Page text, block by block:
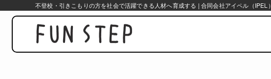
不登校・引きこもりの方を社会で活躍できる人材へ育成する | 合同会社アイペル（IPEL）